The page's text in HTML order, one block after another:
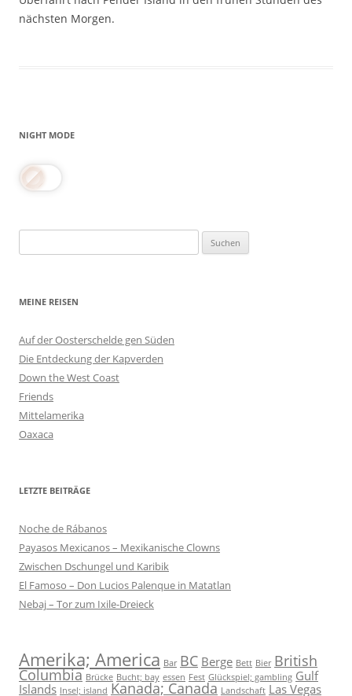
nächsten Morgen.
NIGHT MODE
nach:
MEINE REISEN
Auf der Oosterschelde gen Süden
Die Entdeckung der Kapverden
Down the West Coast
Friends
Mittelamerika
Oaxaca
LETZTE BEITRÄGE
Noche de Rábanos
Payasos Mexicanos – Mexikanische Clowns
Zwischen Dschungel und Karibik
El Famoso – Don Lucios Palenque in Matatlan
Nebaj – Tor zum Ixile-Dreieck
Amerika; America Bar BC Berge Bett Bier British
Columbia Brücke Bucht; bay essen Fest Glückspiel; gambling Gulf
Islands Insel; island Kanada; Canada Landschaft Las Vegas